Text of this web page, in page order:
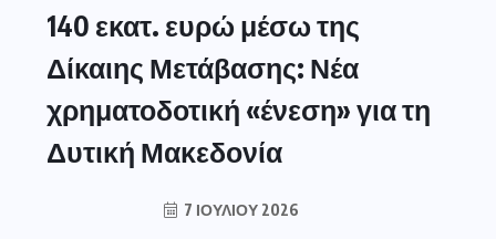
140 εκατ. ευρώ μέσω της
Δίκαιης Μετάβασης: Νέα
χρηματοδοτική «ένεση» για τη
Δυτική Μακεδονία
7 ΙΟΥΛΊΟΥ 2026